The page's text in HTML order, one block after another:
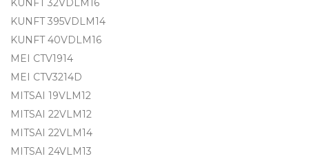
KUNFT 32VDLM16
KUNFT 395VDLM14
KUNFT 40VDLM16
MEI CTV1914
MEI CTV3214D
MITSAI 19VLM12
MITSAI 22VLM12
MITSAI 22VLM14
MITSAI 24VLM13